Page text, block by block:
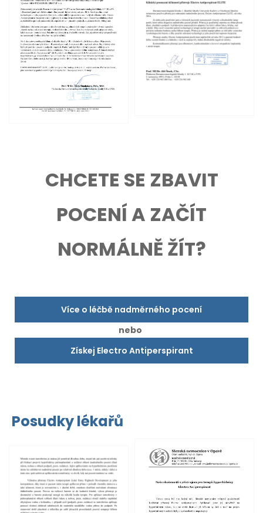
CHCETE SE ZBAVIT
POCENÍ A ZAČÍT
NORMÁLNĚ ŽÍT?
Více o léčbě nadměrného pocení
nebo
Získej Electro Antiperspirant
Posudky lékařů